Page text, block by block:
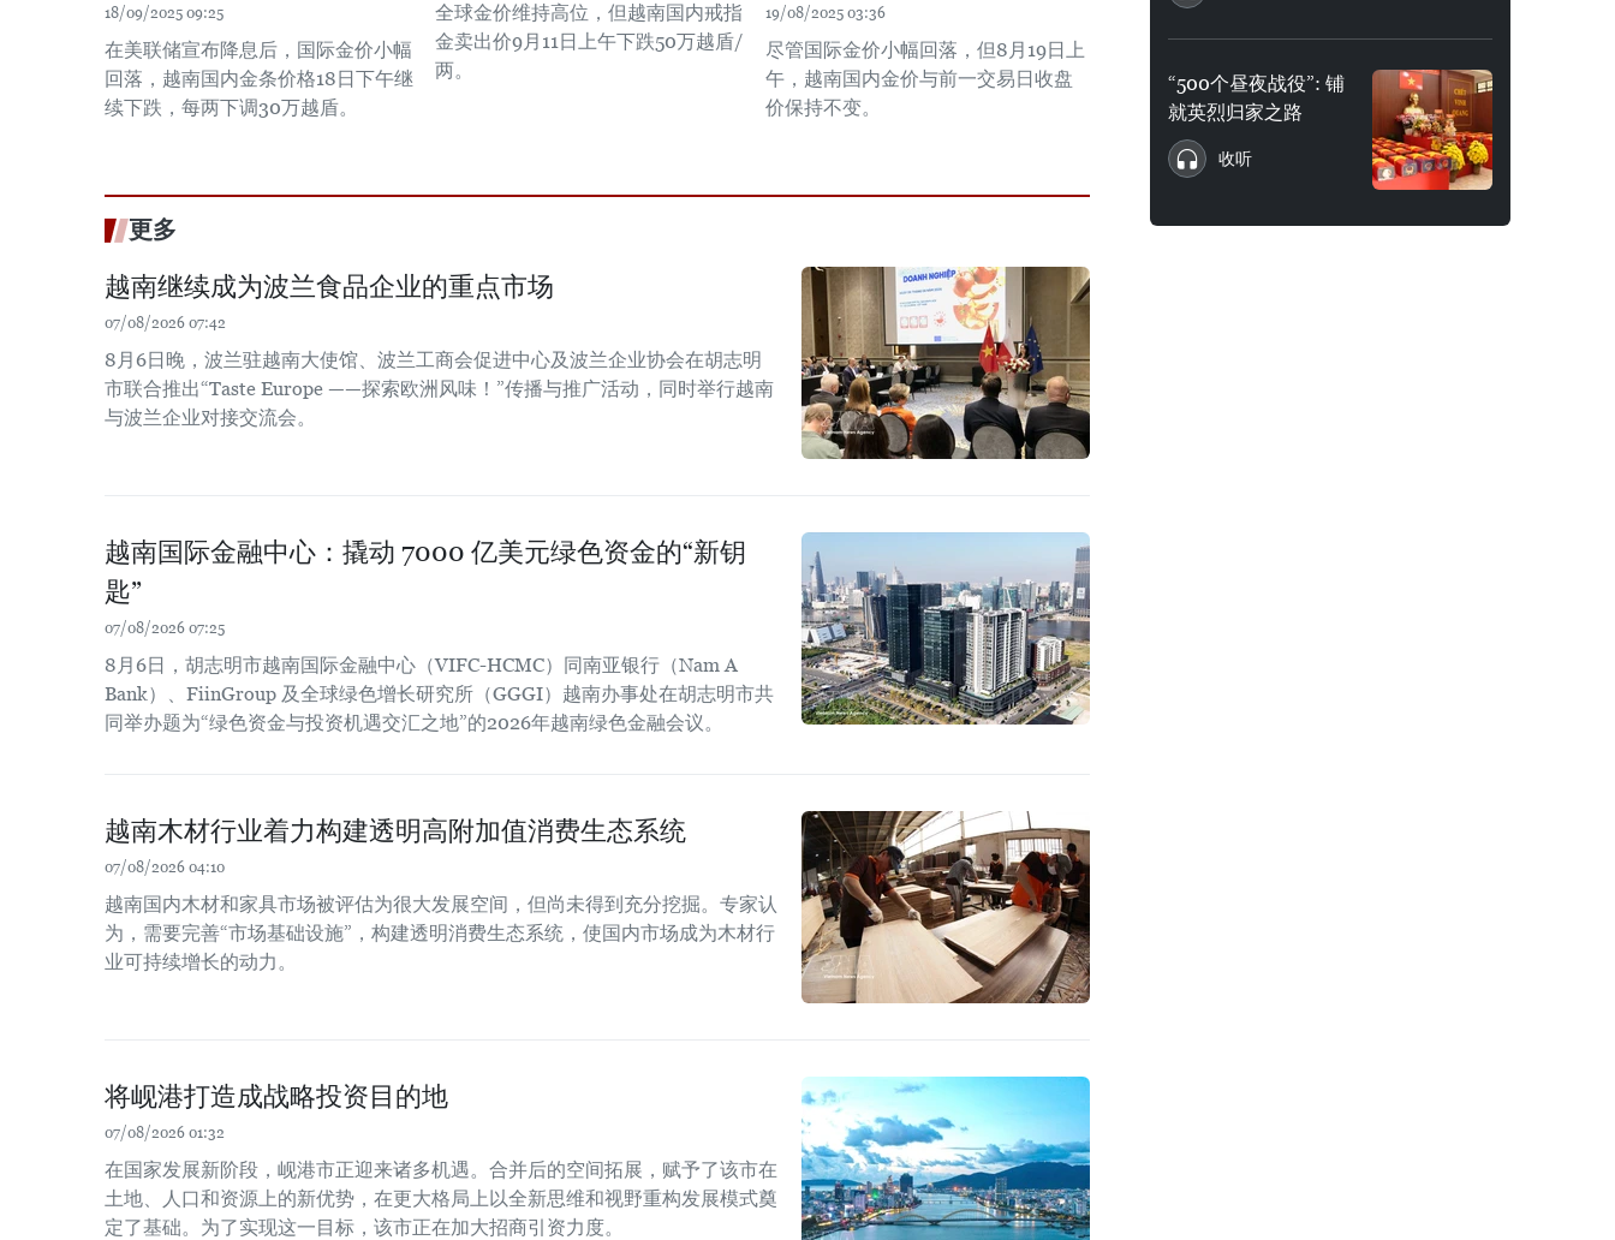
18/09/2025 09:25
在美联储宣布降息后，国际金价小幅
回落，越南国内金条价格18日下午继
续下跌，每两下调30万越盾。
全球金价维持高位，但越南国内戒指
金卖出价9月11日上午下跌50万越盾/
两。
19/08/2025 03:36
尽管国际金价小幅回落，但8月19日上
午，越南国内金价与前一交易日收盘
价保持不变。
更多
越南继续成为波兰食品企业的重点市场
07/08/2026 07:42
8月6日晚，波兰驻越南大使馆、波兰工商会促进中心及波兰企业协会在胡志明
市联合推出“Taste Europe ——探索欧洲风味！”传播与推广活动，同时举行越南
与波兰企业对接交流会。
越南国际金融中心：撬动 7000 亿美元绿色资金的“新钥
匙”
07/08/2026 07:25
8月6日，胡志明市越南国际金融中心（VIFC-HCMC）同南亚银行（Nam A
Bank）、FiinGroup 及全球绿色增长研究所（GGGI）越南办事处在胡志明市共
同举办题为“绿色资金与投资机遇交汇之地”的2026年越南绿色金融会议。
越南木材行业着力构建透明高附加值消费生态系统
07/08/2026 04:10
越南国内木材和家具市场被评估为很大发展空间，但尚未得到充分挖掘。专家认
为，需要完善“市场基础设施”，构建透明消费生态系统，使国内市场成为木材行
业可持续增长的动力。
将岘港打造成战略投资目的地
07/08/2026 01:32
在国家发展新阶段，岘港市正迎来诸多机遇。合并后的空间拓展，赋予了该市在
土地、人口和资源上的新优势，在更大格局上以全新思维和视野重构发展模式奠
定了基础。为了实现这一目标，该市正在加大招商引资力度。
“500个昼夜战役”: 铺
就英烈归家之路
收听